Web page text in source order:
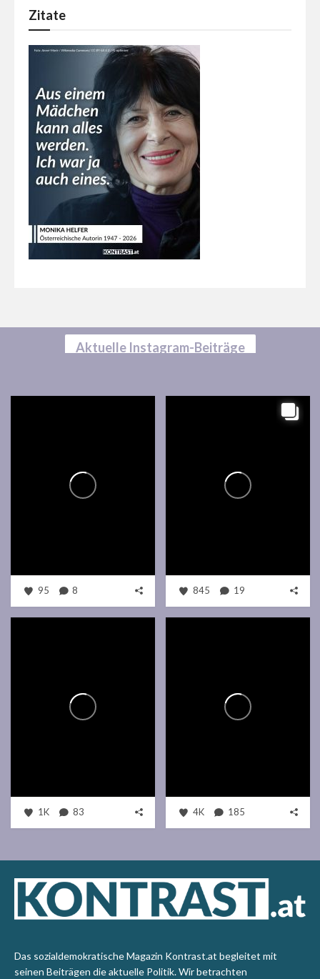
Zitate
Aktuelle Instagram-Beiträge
95 8 845 19
1K 83 4K 185
Das sozialdemokratische Magazin Kontrast.at begleitet mit
seinen Beiträgen die aktuelle Politik. Wir betrachten